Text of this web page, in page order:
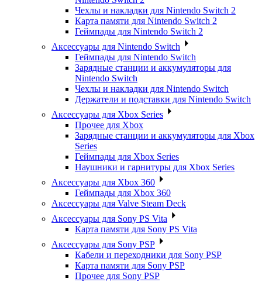
Чехлы и накладки для Nintendo Switch 2
Карта памяти для Nintendo Switch 2
Геймпады для Nintendo Switch 2
Аксессуары для Nintendo Switch
Геймпады для Nintendo Switch
Зарядные станции и аккумуляторы для
Nintendo Switch
Чехлы и накладки для Nintendo Switch
Держатели и подставки для Nintendo Switch
Аксессуары для Xbox Series
Прочее для Xbox
Зарядные станции и аккумуляторы для Xbox
Series
Геймпады для Xbox Series
Наушники и гарнитуры для Xbox Series
Аксессуары для Xbox 360
Геймпады для Xbox 360
Аксессуары для Valve Steam Deck
Аксессуары для Sony PS Vita
Карта памяти для Sony PS Vita
Аксессуары для Sony PSP
Кабели и переходники для Sony PSP
Карта памяти для Sony PSP
Прочее для Sony PSP